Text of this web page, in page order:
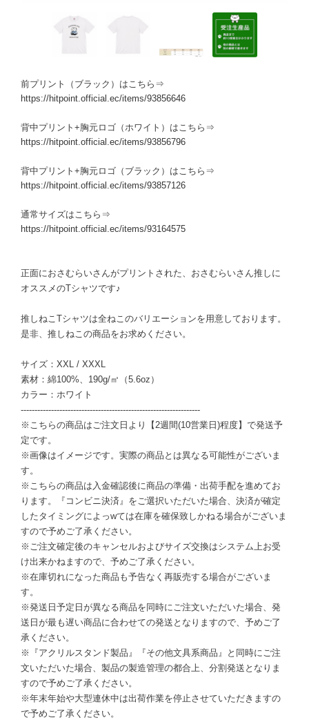
前プリント（ブラック）はこちら⇒
https://hitpoint.official.ec/items/93856646
背中プリント+胸元ロゴ（ホワイト）はこちら⇒
https://hitpoint.official.ec/items/93856796
背中プリント+胸元ロゴ（ブラック）はこちら⇒
https://hitpoint.official.ec/items/93857126
通常サイズはこちら⇒
https://hitpoint.official.ec/items/93164575
正面におさむらいさんがプリントされた、おさむらいさん推しに
オススメのTシャツです♪
推しねこTシャツは全ねこのバリエーションを用意しております。
是非、推しねこの商品をお求めください。
サイズ：XXL / XXXL
素材：綿100%、190g/㎡（5.6oz）
カラー：ホワイト
-----------------------------------------------------------------
※こちらの商品はご注文日より【2週間(10営業日)程度】で発送予
定です。
※画像はイメージです。実際の商品とは異なる可能性がございま
す。
※こちらの商品は入金確認後に商品の準備・出荷手配を進めてお
ります。『コンビニ決済』をご選択いただいた場合、決済が確定
したタイミングによっwては在庫を確保致しかねる場合がございま
すので予めご了承ください。
※ご注文確定後のキャンセルおよびサイズ交換はシステム上お受
け出来かねますので、予めご了承ください。
※在庫切れになった商品も予告なく再販売する場合がございま
す。
※発送日予定日が異なる商品を同時にご注文いただいた場合、発
送日が最も遅い商品に合わせての発送となりますので、予めご了
承ください。
※『アクリルスタンド製品』『その他文具系商品』と同時にご注
文いただいた場合、製品の製造管理の都合上、分割発送となりま
すので予めご了承ください。
※年末年始や大型連休中は出荷作業を停止させていただきますの
で予めご了承ください。